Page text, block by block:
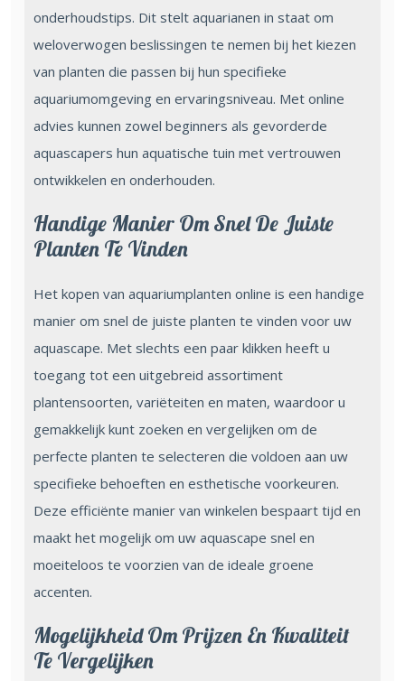
onderhoudstips. Dit stelt aquarianen in staat om
weloverwogen beslissingen te nemen bij het kiezen
van planten die passen bij hun specifieke
aquariumomgeving en ervaringsniveau. Met online
advies kunnen zowel beginners als gevorderde
aquascapers hun aquatische tuin met vertrouwen
ontwikkelen en onderhouden.
Handige Manier Om Snel De Juiste
Planten Te Vinden
Het kopen van aquariumplanten online is een handige
manier om snel de juiste planten te vinden voor uw
aquascape. Met slechts een paar klikken heeft u
toegang tot een uitgebreid assortiment
plantensoorten, variëteiten en maten, waardoor u
gemakkelijk kunt zoeken en vergelijken om de
perfecte planten te selecteren die voldoen aan uw
specifieke behoeften en esthetische voorkeuren.
Deze efficiënte manier van winkelen bespaart tijd en
maakt het mogelijk om uw aquascape snel en
moeiteloos te voorzien van de ideale groene
accenten.
Mogelijkheid Om Prijzen En Kwaliteit
Te Vergelijken